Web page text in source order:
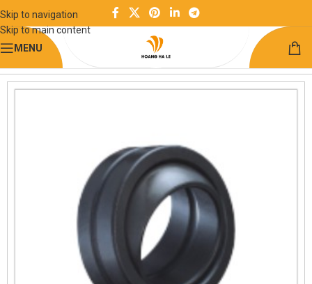
Skip to navigation
Skip to main content
MENU
Trang chủ
Chuyển động quay Vòng bi tiêu chuẩn